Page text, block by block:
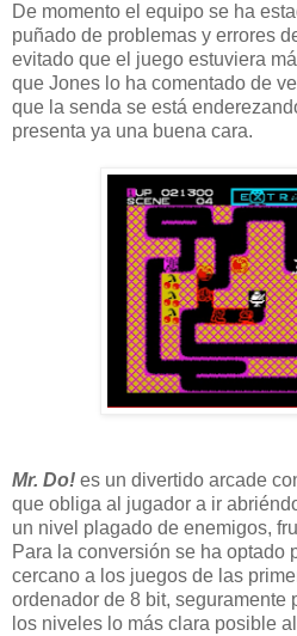
De momento el equipo se ha
puñado de problemas y errores
evitado que el juego estuviera
que Jones lo ha comentado de
que la senda se está
presenta ya una buena cara.
Mr. Do! es un divertido arcade
que obliga al jugador a ir
un nivel plagado de enemigos,
Para la conversión se ha optado
cercano a los juegos de las
ordenador de 8 bit, seguramente
los niveles lo más clara posible